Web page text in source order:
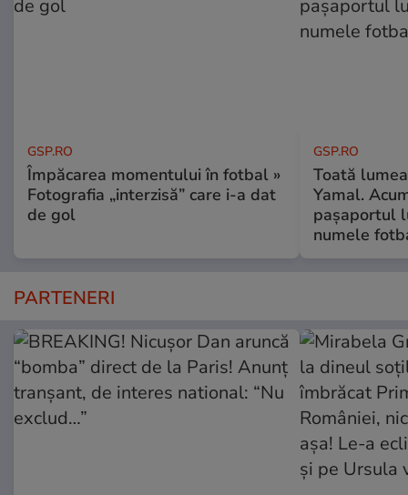
GSP.RO
Împăcarea momentului în fotbal »
Fotografia „interzisă” care i-a dat
de gol
GSP.RO
Toată
Yamal.
pașaportul
numele
PARTENERI